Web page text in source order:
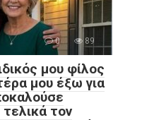
0 89
μου φίλος
μου έξω για
τον